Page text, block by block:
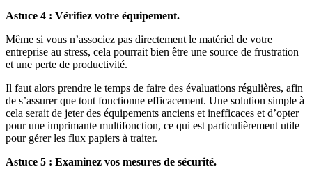
Astuce 4 : Vérifiez votre équipement.
Même si vous n’associez pas directement le matériel de votre
entreprise au stress, cela pourrait bien être une source de frustration
et une perte de productivité.
Il faut alors prendre le temps de faire des évaluations régulières, afin
de s’assurer que tout fonctionne efficacement. Une solution simple à
cela serait de jeter des équipements anciens et inefficaces et d’opter
pour une imprimante multifonction, ce qui est particulièrement utile
pour gérer les flux papiers à traiter.
Astuce 5 : Examinez vos mesures de sécurité.